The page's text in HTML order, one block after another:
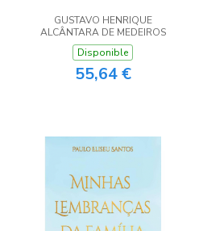
GUSTAVO HENRIQUE
ALCÂNTARA DE MEDEIROS
Disponible
55,64 €